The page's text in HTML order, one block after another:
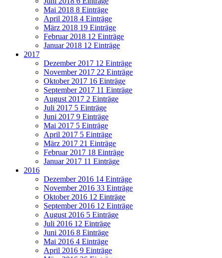
Mai 2018 8 Einträge
April 2018 4 Einträge
März 2018 19 Einträge
Februar 2018 12 Einträge
Januar 2018 12 Einträge
2017
Dezember 2017 12 Einträge
November 2017 22 Einträge
Oktober 2017 16 Einträge
September 2017 11 Einträge
August 2017 2 Einträge
Juli 2017 5 Einträge
Juni 2017 9 Einträge
Mai 2017 5 Einträge
April 2017 5 Einträge
März 2017 21 Einträge
Februar 2017 18 Einträge
Januar 2017 11 Einträge
2016
Dezember 2016 14 Einträge
November 2016 33 Einträge
Oktober 2016 12 Einträge
September 2016 12 Einträge
August 2016 5 Einträge
Juli 2016 12 Einträge
Juni 2016 8 Einträge
Mai 2016 4 Einträge
April 2016 9 Einträge